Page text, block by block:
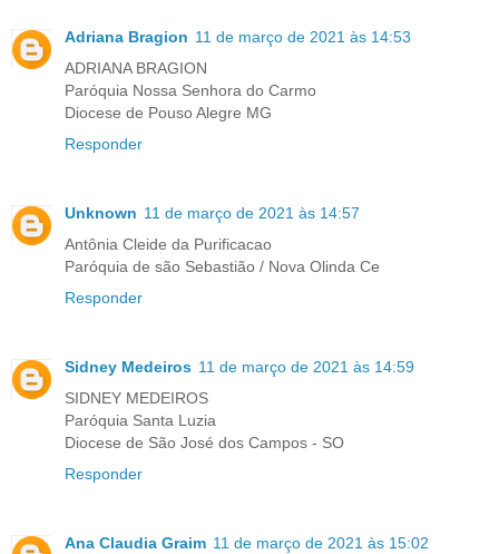
Adriana Bragion 11 de março de 2021 às 14:53
ADRIANA BRAGION
Paróquia Nossa Senhora do Carmo
Diocese de Pouso Alegre MG
Responder
Unknown 11 de março de 2021 às 14:57
Antônia Cleide da Purificacao
Paróquia de são Sebastião / Nova Olinda Ce
Responder
Sidney Medeiros 11 de março de 2021 às 14:59
SIDNEY MEDEIROS
Paróquia Santa Luzia
Diocese de São José dos Campos - SO
Responder
Ana Claudia Graim 11 de março de 2021 às 15:02